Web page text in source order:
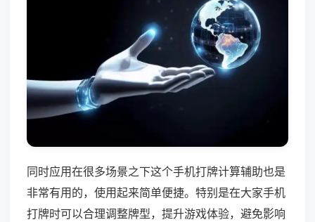
同时应用在很多场景之下这个手机打牌计算辅助也是
非常有用的，使用起来简单便捷。特别是在大家手机
打牌时可以合理调整牌型，提升游戏体验，避免影响